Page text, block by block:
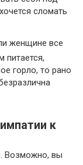
сломать
женщине все
питается,
горло, то рано
к
Возможно, вы